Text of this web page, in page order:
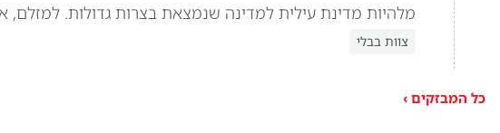
מלהיות מדינת עילית למדינה שנמצאת בצרות גדולות. למזלם,
צוות בבלי
כל המבזקים ›